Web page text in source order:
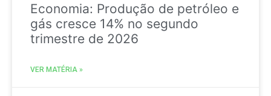
Economia: Produção de petróleo e
gás cresce 14% no segundo
trimestre de 2026
VER MATÉRIA »